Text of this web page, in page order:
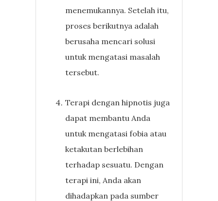
menemukannya. Setelah itu,
proses berikutnya adalah
berusaha mencari solusi
untuk mengatasi masalah
tersebut.
Terapi dengan hipnotis juga
dapat membantu Anda
untuk mengatasi fobia atau
ketakutan berlebihan
terhadap sesuatu. Dengan
terapi ini, Anda akan
dihadapkan pada sumber